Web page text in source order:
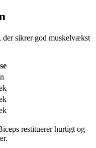
sikrer god muskelvækst
restituerer hurtigt og